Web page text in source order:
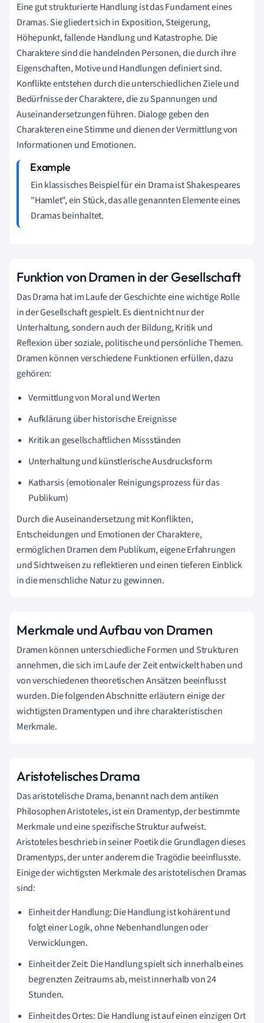
Eine gut strukturierte Handlung ist das Fundament eines
Dramas. Sie gliedert sich in Exposition, Steigerung,
Höhepunkt, fallende Handlung und Katastrophe. Die
Charaktere sind die handelnden Personen, die durch ihre
Eigenschaften, Motive und Handlungen definiert sind.
Konflikte entstehen durch die unterschiedlichen Ziele und
Bedürfnisse der Charaktere, die zu Spannungen und
Auseinandersetzungen führen. Dialoge geben den
Charakteren eine Stimme und dienen der Vermittlung von
Informationen und Emotionen.
Ein klassisches Beispiel für ein Drama ist Shakespeares
"Hamlet", ein Stück, das alle genannten Elemente eines
Dramas beinhaltet.
Funktion von Dramen in der Gesellschaft
Das Drama hat im Laufe der Geschichte eine wichtige Rolle
in der Gesellschaft gespielt. Es dient nicht nur der
Unterhaltung, sondern auch der Bildung, Kritik und
Reflexion über soziale, politische und persönliche Themen.
Dramen können verschiedene Funktionen erfüllen, dazu
gehören:
Vermittlung von Moral und Werten
Aufklärung über historische Ereignisse
Kritik an gesellschaftlichen Missständen
Unterhaltung und künstlerische Ausdrucksform
Katharsis (emotionaler Reinigungsprozess für das
Publikum)
Durch die Auseinandersetzung mit Konflikten,
Entscheidungen und Emotionen der Charaktere,
ermöglichen Dramen dem Publikum, eigene Erfahrungen
und Sichtweisen zu reflektieren und einen tieferen Einblick
in die menschliche Natur zu gewinnen.
Merkmale und Aufbau von Dramen
Dramen können unterschiedliche Formen und Strukturen
annehmen, die sich im Laufe der Zeit entwickelt haben und
von verschiedenen theoretischen Ansätzen beeinflusst
wurden. Die folgenden Abschnitte erläutern einige der
wichtigsten Dramentypen und ihre charakteristischen
Merkmale.
Aristotelisches Drama
Das aristotelische Drama, benannt nach dem antiken
Philosophen Aristoteles, ist ein Dramentyp, der bestimmte
Merkmale und eine spezifische Struktur aufweist.
Aristoteles beschrieb in seiner Poetik die Grundlagen dieses
Dramentyps, der unter anderem die Tragödie beeinflusste.
Einige der wichtigsten Merkmale des aristotelischen Dramas
sind:
Einheit der Handlung: Die Handlung ist kohärent und
folgt einer Logik, ohne Nebenhandlungen oder
Verwicklungen.
Einheit der Zeit: Die Handlung spielt sich innerhalb eines
begrenzten Zeitraums ab, meist innerhalb von 24
Stunden.
Einheit des Ortes: Die Handlung ist auf einen einzigen Ort